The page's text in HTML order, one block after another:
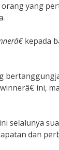
yang
kepada
ini,
selalunya
dan